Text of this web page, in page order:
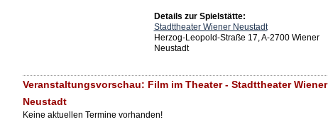
Details zur Spielstätte:
Stadttheater Wiener Neustadt
Herzog-Leopold-Straße 17, A-2700 Wiener
Neustadt
Veranstaltungsvorschau: Film im Theater - Stadttheater Wiener
Neustadt
Keine aktuellen Termine vorhanden!